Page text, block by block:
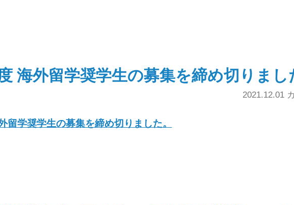
海外留学奨学生の募集を締め切りまし
2021.12.01
留学奨学生の募集を締め切りました。